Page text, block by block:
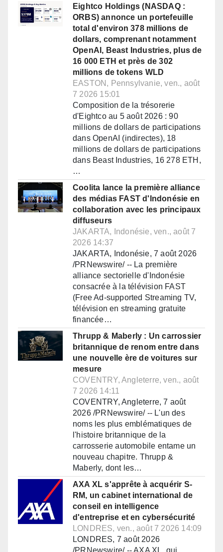
Eightco Holdings (NASDAQ :
ORBS) annonce un portefeuille
total d'environ 378 millions de
dollars, comprenant notamment
OpenAI, Beast Industries, plus de
16 000 ETH et près de 302
millions de tokens WLD
EASTON, Pennsylvanie, ven., août
7 2026 15:01
Composition de la trésorerie
d'Eightco au 5 août 2026 : 90
millions de dollars de participations
dans OpenAI (indirectes), 18
millions de dollars de participations
dans Beast Industries, 16 278 ETH,
…
Coolita lance la première alliance
des médias FAST d'Indonésie en
collaboration avec les principaux
diffuseurs
JAKARTA, Indonésie, ven., août 7
2026 14:37
JAKARTA, Indonésie, 7 août 2026
/PRNewswire/ -- La première
alliance sectorielle d'Indonésie
consacrée à la télévision FAST
(Free Ad-supported Streaming TV,
télévision en streaming gratuite
financée…
Thrupp & Maberly : Un carrossier
britannique de renom entre dans
une nouvelle ère de voitures sur
mesure
COVENTRY, Angleterre, ven., août
7 2026 14:11
COVENTRY, Angleterre, 7 août
2026 /PRNewswire/ -- L'un des
noms les plus emblématiques de
l'histoire britannique de la
carrosserie automobile entame un
nouveau chapitre. Thrupp &
Maberly, dont les…
AXA XL s'apprête à acquérir S-
RM, un cabinet international de
conseil en intelligence
d'entreprise et en cybersécurité
LONDRES, ven., août 7 2026 14:09
LONDRES, 7 août 2026